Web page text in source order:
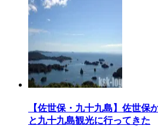
【佐世保・九十九島】佐世保
と九十九島観光に行ってきた